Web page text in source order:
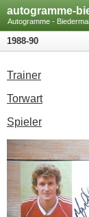
autogramme-
Autogramme -
1988-90
Trainer
Torwart
Spieler